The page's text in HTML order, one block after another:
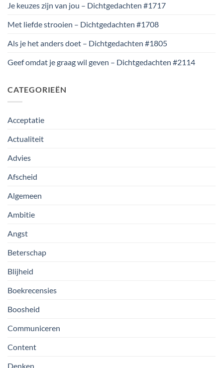
Je keuzes zijn van jou – Dichtgedachten #1717
Met liefde strooien – Dichtgedachten #1708
Als je het anders doet – Dichtgedachten #1805
Geef omdat je graag wil geven – Dichtgedachten #2114
CATEGORIEËN
Acceptatie
Actualiteit
Advies
Afscheid
Algemeen
Ambitie
Angst
Beterschap
Blijheid
Boekrecensies
Boosheid
Communiceren
Content
Denken